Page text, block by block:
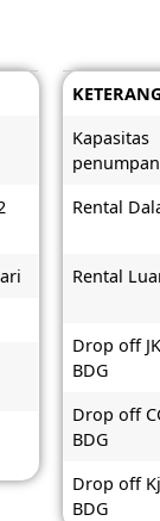
Kapasitas
Rental
Rental
Drop off
BDG
Drop off
BDG
Drop off
BDG